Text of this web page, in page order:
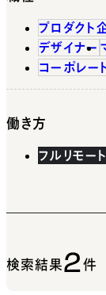
プロダクト
デザイナー
コーポレー
働き方
フルリモー
検索結果2件